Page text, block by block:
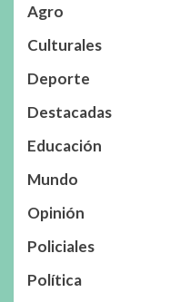
Agro
Culturales
Deporte
Destacadas
Educación
Mundo
Opinión
Policiales
Política